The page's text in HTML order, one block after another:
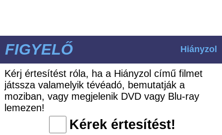
FIGYELŐ Hiányzol
Kérj értesítést róla, ha a Hiányzol című filmet
játssza valamelyik tévéadó, bemutatják a
moziban, vagy megjelenik DVD vagy Blu-ray
lemezen!
Kérek értesítést!